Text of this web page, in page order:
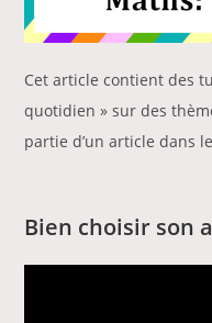
Cet article contient des
quotidien » sur des
partie d’un article dans
Bien choisir son